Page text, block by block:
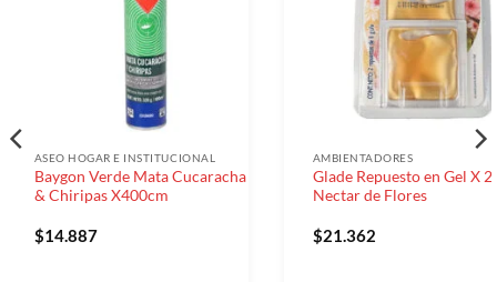
ASEO HOGAR E INSTITUCIONAL
Baygon Verde Mata Cucaracha
& Chiripas X400cm
$14.887
AMBIENTADORES
Glade Repuesto en Gel X 2
Nectar de Flores
$21.362